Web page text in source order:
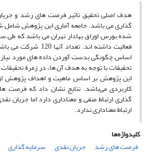
هدف اصلی تحقیق تاثیر فرصت های رشد و
گذاری می باشد. جامعه آماری این پژوهش شامل
فعالیت داشته اند. تعداد
اساس چگونگی بدست آوردن داده های مورد نیاز
تحقیقات با توجه به هدف آن ها، در زمرة
این پژوهش بر اساس ماهیت و اهداف پژوهش
کاربردی می‌باشد. نتایج نشان داد که فرصت
گذاری ارتباط منفی و معناداری دارد اما جریان
ارتباط معناداری ندارد.
کلیدواژه‌ها
فرصت های رشد
جریان نقدی
سرمایه گذاری